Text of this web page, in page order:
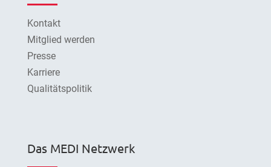
Kontakt
Mitglied werden
Presse
Karriere
Qualitätspolitik
Das MEDI Netzwerk